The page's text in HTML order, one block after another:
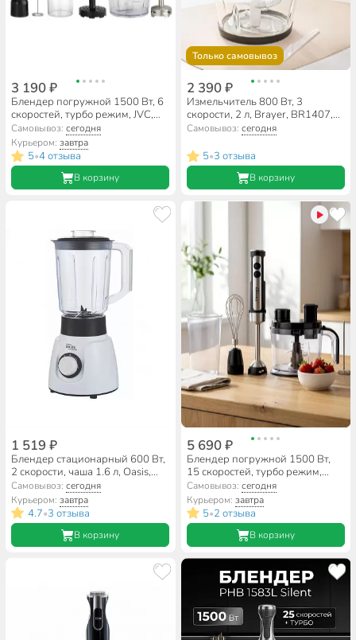
3 190 ₽
Блендер погружной 1500 Вт, 6
скоростей, турбо режим, JVC,
JK-HB5040
Самовывоз:сегодня
Курьером:завтра
5•4 отзыва
В корзину
Только самовывоз
2 390 ₽
Измельчитель 800 Вт, 3
скорости, 2 л, Brayer, BR1407,
черный
Самовывоз: сегодня
5•3 отзыва
В корзину
1 519 ₽
Блендер стационарный 600 Вт,
2 скорости, чаша 1.6 л, Oasis,
ST-60W, белый
Самовывоз:сегодня
Курьером:завтра
4.7•3 отзыва
В корзину
5 690 ₽
Блендер погружной 1500 Вт,
15 скоростей, турбо режим,
плавная регулировка скорости,
Brayer, BR1263
Самовывоз: сегодня
Курьером: завтра
5•2 отзыва
В корзину